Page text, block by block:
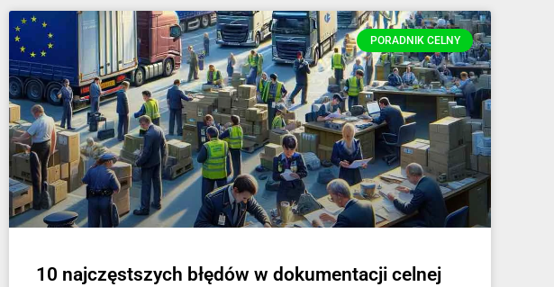
PORADNIK CELNY
10 najczęstszych błędów w dokumentacji celnej